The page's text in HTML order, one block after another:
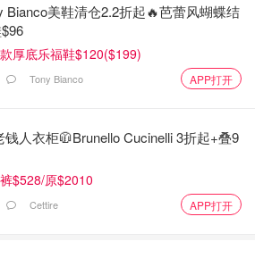
resident 虎鲸一家子
Bianco美鞋清仓2.2折起🔥芭蕾风蝴蝶结
厚底乐福鞋$120($199)
Tony Bianco APP打开
钱人衣柜🧥Brunello Cucinelli 3折起+叠9
$528/原$2010
Cettire APP打开